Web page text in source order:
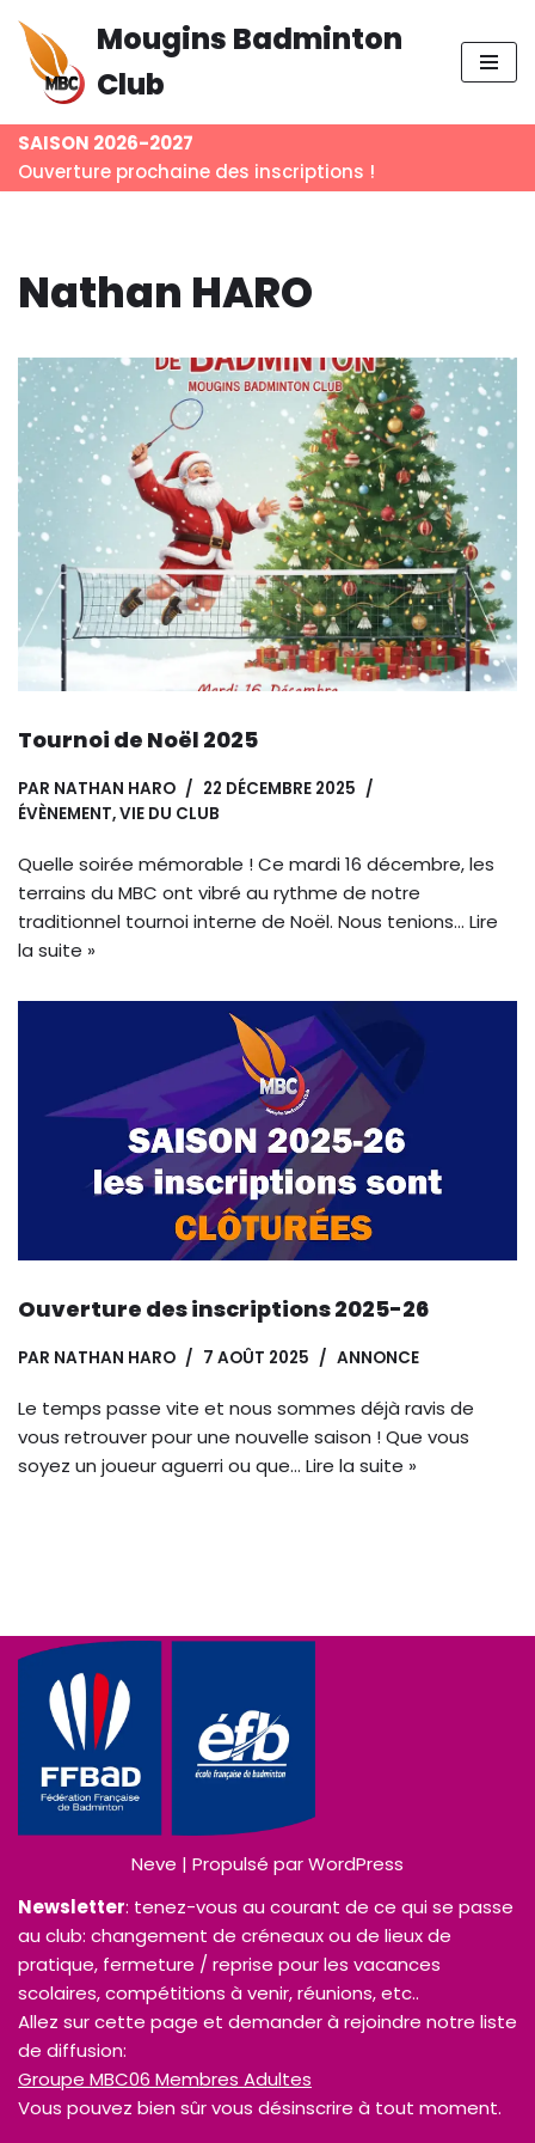
Aller
contenu
Mougins Badminton
Club
SAISON 2026-2027
Ouverture prochaine des inscriptions !
Nathan HARO
Tournoi de Noël 2025
PAR NATHAN HARO
22 DÉCEMBRE 2025
ÉVÈNEMENT,VIE DU CLUB
Quelle soirée mémorable ! Ce mardi 16 décembre, les
terrains du MBC ont vibré au rythme de notre
traditionnel tournoi interne de Noël. Nous tenions… Lire
la suite »
Ouverture des inscriptions 2025-26
PAR NATHAN HARO 7 AOÛT 2025 ANNONCE
Le temps passe vite et nous sommes déjà ravis de
vous retrouver pour une nouvelle saison ! Que vous
soyez un joueur aguerri ou que… Lire la suite »
Neve | Propulsé parWordPress
Newsletter: tenez-vous au courant de ce qui se passe
au club: changement de créneaux ou de lieux de
pratique, fermeture / reprise pour les vacances
scolaires, compétitions à venir, réunions, etc..
Allez sur cette page et demander à rejoindre notre liste
de diffusion:
Groupe MBC06 Membres Adultes
Vous pouvez bien sûr vous désinscrire à tout moment.